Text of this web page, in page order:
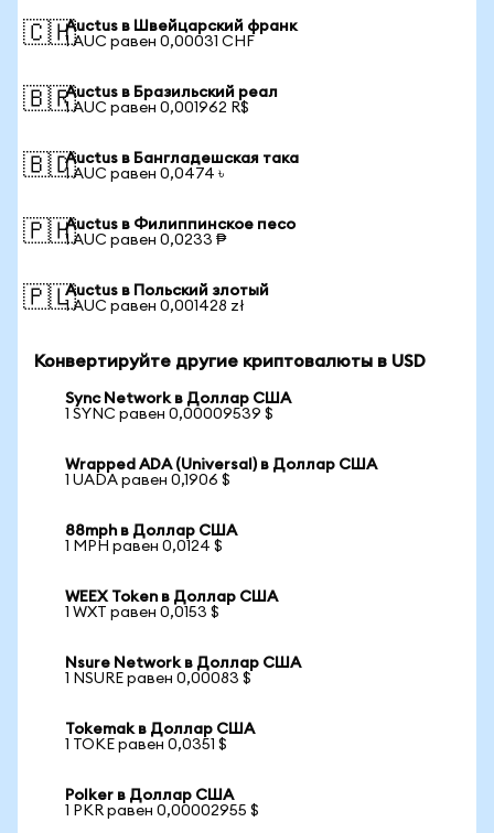
🇨🇭Auctus в Швейцарский франк
1 AUC равен 0,00031 CHF
🇧🇷Auctus в Бразильский реал
1 AUC равен 0,001962 R$
🇧🇩Auctus в Бангладешская така
1 AUC равен 0,0474 ৳
🇵🇭Auctus в Филиппинское песо
1 AUC равен 0,0233 ₱
🇵🇱Auctus в Польский злотый
1 AUC равен 0,001428 zł
Конвертируйте другие криптовалюты в USD
Sync Network в Доллар США
1 SYNC равен 0,00009539 $
Wrapped ADA (Universal) в Доллар США
1 UADA равен 0,1906 $
88mph в Доллар США
1 MPH равен 0,0124 $
WEEX Token в Доллар США
1 WXT равен 0,0153 $
Nsure Network в Доллар США
1 NSURE равен 0,00083 $
Tokemak в Доллар США
1 TOKE равен 0,0351 $
Polker в Доллар США
1 PKR равен 0,00002955 $